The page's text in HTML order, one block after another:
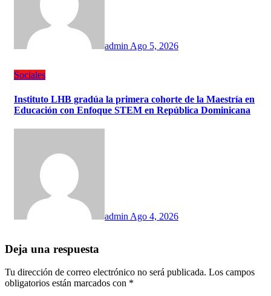
adminAgo 5, 2026
Sociales
Instituto LHB gradúa la primera cohorte de la Maestría en
Educación con Enfoque STEM en República Dominicana
admin Ago 4, 2026
Deja una respuesta
Tu dirección de correo electrónico no será publicada. Los campos
obligatorios están marcados con *